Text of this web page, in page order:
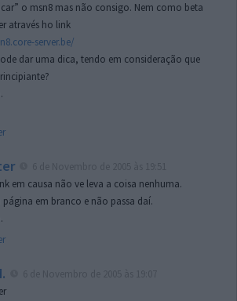
o msn8 mas não consigo. Nem como beta
através ho link
server.be/
dar uma dica, tendo em consideração que
em causa não ve leva a coisa nenhuma.
página em branco e não passa daí.